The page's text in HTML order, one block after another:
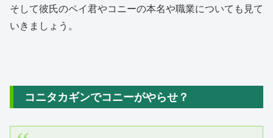
そして彼氏のペイ君やコニーの本名や職業についても見て
いきましょう。
コニタカギンでコニーがやらせ？